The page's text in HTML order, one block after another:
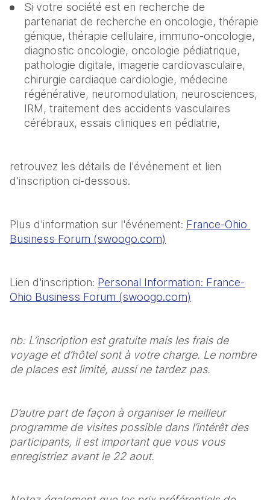
Si votre société est en recherche de
partenariat de recherche en oncologie, thérapie
génique, thérapie cellulaire, immuno-oncologie,
diagnostic oncologie, oncologie pédiatrique,
pathologie digitale, imagerie cardiovasculaire,
chirurgie cardiaque cardiologie, médecine
régénérative, neuromodulation, neurosciences,
IRM, traitement des accidents vasculaires
cérébraux, essais cliniques en pédiatrie,
retrouvez les détails de l'événement et lien
d'inscription ci-dessous.
Plus d'information sur l'événement: France-Ohio
Business Forum (swoogo.com)
Lien d'inscription: Personal Information: France-
Ohio Business Forum (swoogo.com)
nb: L’inscription est gratuite mais les frais de
voyage et d’hôtel sont à votre charge. Le nombre
de places est limité, aussi ne tardez pas.
D’autre part de façon à organiser le meilleur
programme de visites possible dans l’intérêt des
participants, il est important que vous vous
enregistriez avant le 22 aout.